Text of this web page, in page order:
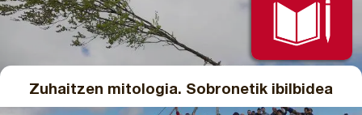
Zuhaitzen mitologia. Sobronetik ibilbidea